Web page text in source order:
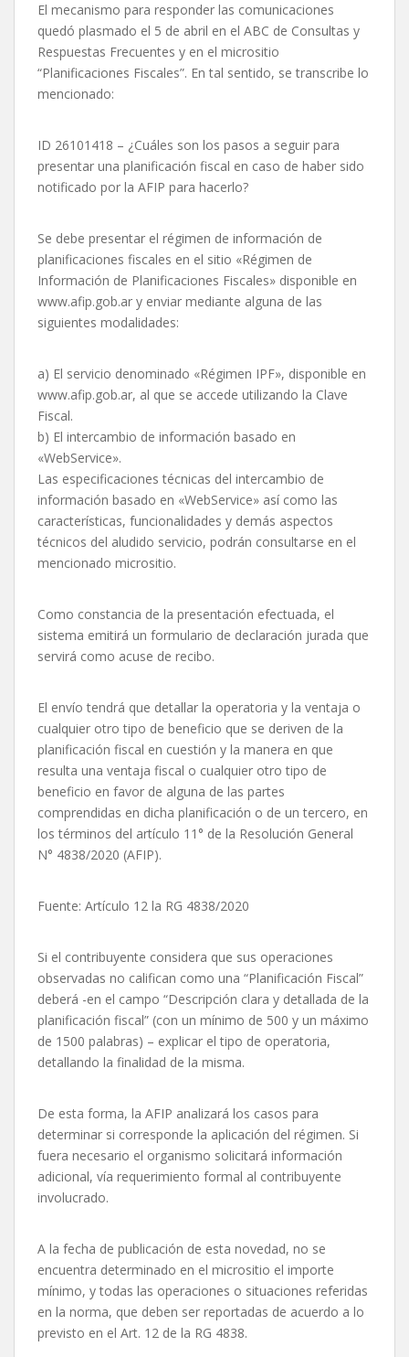
El mecanismo para responder las comunicaciones
quedó plasmado el 5 de abril en el ABC de Consultas y
Respuestas Frecuentes y en el micrositio
“Planificaciones Fiscales”. En tal sentido, se transcribe lo
mencionado:
ID 26101418 – ¿Cuáles son los pasos a seguir para
presentar una planificación fiscal en caso de haber sido
notificado por la AFIP para hacerlo?
Se debe presentar el régimen de información de
planificaciones fiscales en el sitio «Régimen de
Información de Planificaciones Fiscales» disponible en
www.afip.gob.ar y enviar mediante alguna de las
siguientes modalidades:
a) El servicio denominado «Régimen IPF», disponible en
www.afip.gob.ar, al que se accede utilizando la Clave
Fiscal.
b) El intercambio de información basado en
«WebService».
Las especificaciones técnicas del intercambio de
información basado en «WebService» así como las
características, funcionalidades y demás aspectos
técnicos del aludido servicio, podrán consultarse en el
mencionado micrositio.
Como constancia de la presentación efectuada, el
sistema emitirá un formulario de declaración jurada que
servirá como acuse de recibo.
El envío tendrá que detallar la operatoria y la ventaja o
cualquier otro tipo de beneficio que se deriven de la
planificación fiscal en cuestión y la manera en que
resulta una ventaja fiscal o cualquier otro tipo de
beneficio en favor de alguna de las partes
comprendidas en dicha planificación o de un tercero, en
los términos del artículo 11° de la Resolución General
N° 4838/2020 (AFIP).
Fuente: Artículo 12 la RG 4838/2020
Si el contribuyente considera que sus operaciones
observadas no califican como una “Planificación Fiscal”
deberá -en el campo “Descripción clara y detallada de la
planificación fiscal” (con un mínimo de 500 y un máximo
de 1500 palabras) – explicar el tipo de operatoria,
detallando la finalidad de la misma.
De esta forma, la AFIP analizará los casos para
determinar si corresponde la aplicación del régimen. Si
fuera necesario el organismo solicitará información
adicional, vía requerimiento formal al contribuyente
involucrado.
A la fecha de publicación de esta novedad, no se
encuentra determinado en el micrositio el importe
mínimo, y todas las operaciones o situaciones referidas
en la norma, que deben ser reportadas de acuerdo a lo
previsto en el Art. 12 de la RG 4838.